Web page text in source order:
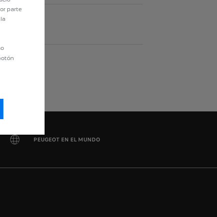
PEUGEOT EN EL MUNDO
parte